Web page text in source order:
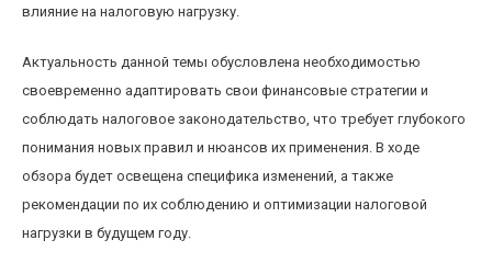
влияние на налоговую нагрузку.
Актуальность данной темы обусловлена необходимостью
своевременно адаптировать свои финансовые стратегии и
соблюдать налоговое законодательство, что требует глубокого
понимания новых правил и нюансов их применения. В ходе
обзора будет освещена специфика изменений, а также
рекомендации по их соблюдению и оптимизации налоговой
нагрузки в будущем году.